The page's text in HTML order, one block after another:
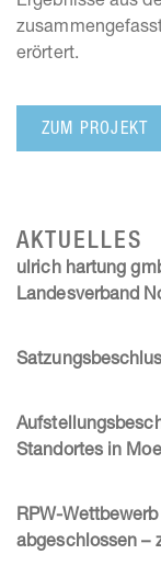
erörtert.
ZUM PROJEKT
AKTUELLES
ulrich hartung
Landesverband
Standortes in
RPW-
abgeschlossen –